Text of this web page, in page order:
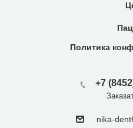
Политика
+7
nika-